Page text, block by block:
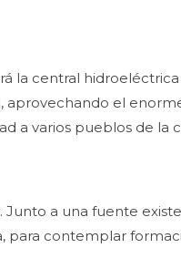
la central
aprovechando el
a varios pueblos de la
a una fuente
para contemplar